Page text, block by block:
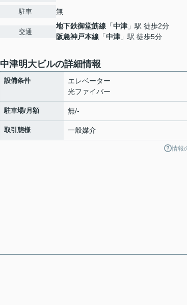
駐車 無
交通
地下鉄御堂筋線 「中津 」駅 徒歩2分
阪急神戸本線 「中津 」駅 徒歩5分
中津明大ビルの詳細情報
設備条件
エレベーター
光ファイバー
駐車場/月額 無/-
取引態様 一般媒介
情報